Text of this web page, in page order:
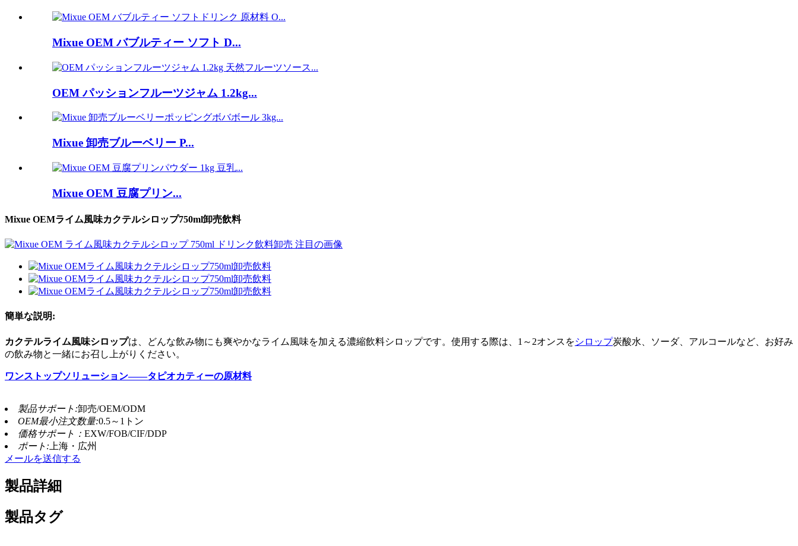
Mixue OEM バブルティー ソフト D...
OEM パッションフルーツジャム 1.2kg...
Mixue 卸売ブルーベリー P...
Mixue OEM 豆腐プリン...
Mixue OEMライム風味カクテルシロップ750ml卸売飲料
簡単な説明:
カクテルライム風味シロップは、どんな飲み物にも爽やかなライム風味を加える濃縮飲料シロップです。使用する際は、1～2オンスをシロップ炭酸水、ソーダ、アルコールなど、お好み
の飲み物と一緒にお召し上がりください。
ワンストップソリューション——タピオカティーの原材料
製品サポート:卸売/OEM/ODM
OEM最小注文数量:0.5～1トン
価格サポート： EXW/FOB/CIF/DDP
ポート: 上海・広州
メールを送信する
製品詳細
製品タグ